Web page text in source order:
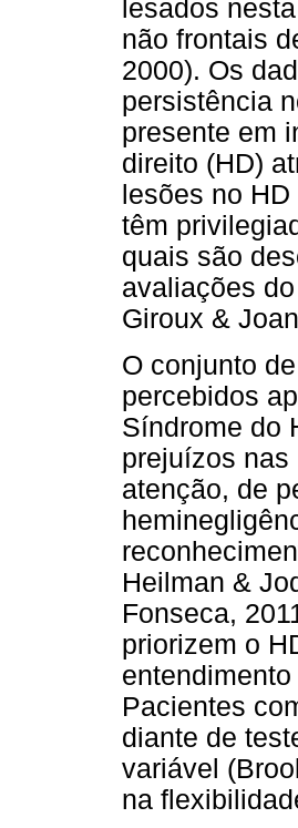
lesados
não frontais
2000). Os
persistência
presente em
direito (HD)
lesões no
têm
quais são
avaliações
Giroux &
O conjunto
percebidos
Síndrome do
prejuízos nas
atenção, de
Heilman &
Fonseca,
priorizem o
Pacientes
diante de
variável
na